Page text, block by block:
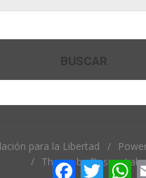
BUSCAR
para la Libertad /
/ Theme by Design Lab
Facebook
Twitter